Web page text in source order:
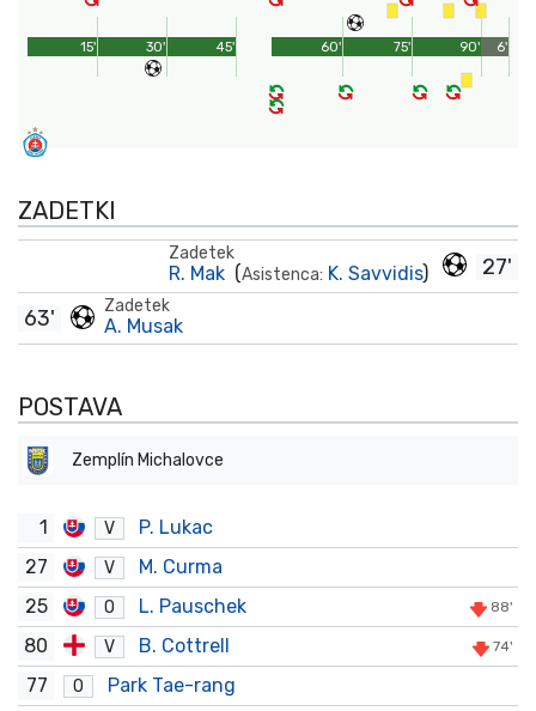
45'
15' 30' 90'
60' 75' 6'
ZADETKI
27'
Zadetek
R. Mak (Asistenca: K. Savvidis)
Zadetek
A. Musak
63'
POSTAVA
Zemplín Michalovce
1 V
P. Lukac
27
V
M. Curma
25
O L. Pauschek 88'
80 V B. Cottrell 74'
77 O
Park Tae-rang